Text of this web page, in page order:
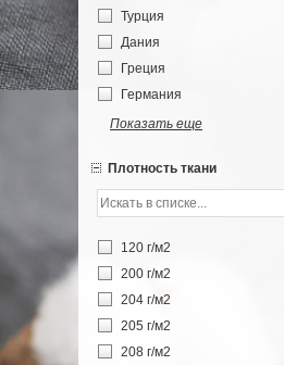
Турция
Дания
Греция
Германия
Показать еще
Плотность ткани
120 г/м2
200 г/м2
204 г/м2
205 г/м2
208 г/м2